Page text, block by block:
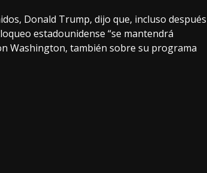
Donald Trump, dijo que, incluso después
estadounidense “se mantendrá
Washington, también sobre su programa